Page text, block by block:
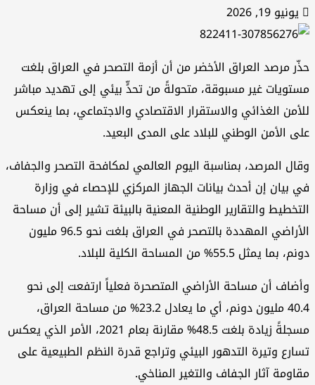
يونيو 19, 2026
مرصد العراق الأخضر من أن أزمة التصحر في العراق بلغت
غير مسبوقة، متحولةً من تحدٍّ بيئي إلى تهديد مباشر
الغذائي والاستقرار الاقتصادي والاجتماعي، بما ينعكس
الأمن الوطني للبلاد على المدى البعيد.
المرصد، بمناسبة اليوم العالمي لمكافحة التصحر والجفاف،
بيان إن أحدث بيانات الجهاز المركزي للإحصاء في وزارة
والتقارير الوطنية المعنية بالبيئة تشير إلى أن مساحة
الأراضي المهددة بالتصحر في العراق بلغت نحو 96.5 مليون
يمثل 55.5% من المساحة الكلية للبلاد.
أن مساحة الأراضي المتصحرة فعلياً ارتفعت إلى نحو
40.4 مليون دونم، أي ما يعادل 23.2% من مساحة العراق،
مسجلةً زيادة بلغت 48.5% مقارنة بعام 2021، الأمر الذي يعكس
وتيرة التدهور البيئي وتراجع قدرة النظم الطبيعية على
آثار الجفاف والتغير المناخي.